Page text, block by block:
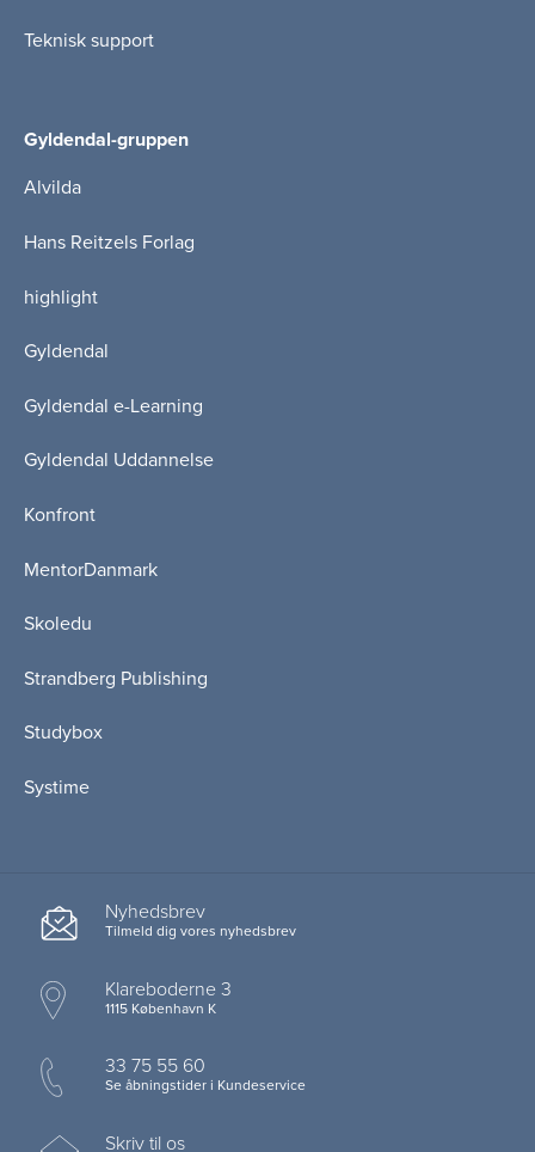
Teknisk support
Gyldendal-gruppen
Alvilda
Hans Reitzels Forlag
highlight
Gyldendal
Gyldendal e-Learning
Gyldendal Uddannelse
Konfront
MentorDanmark
Skoledu
Strandberg Publishing
Studybox
Systime
Nyhedsbrev
Tilmeld dig vores nyhedsbrev
Klareboderne 3
1115 København K
33 75 55 60
Se åbningstider i Kundeservice
Skriv til os